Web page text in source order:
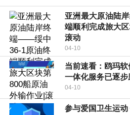
亚洲最大原油陆
端顺利完成旅大
滚动
04-10
当前速看：鸥玛
一体化服务已逐步
04-10
参与爱国卫生运